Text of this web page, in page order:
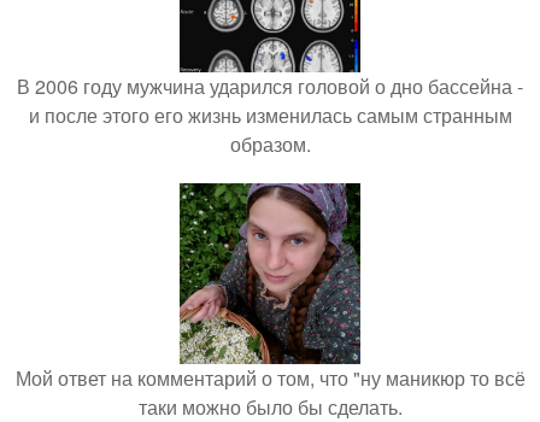
В 2006 году мужчина ударился головой о дно бассейна -
и после этого его жизнь изменилась самым странным
образом.
Мой ответ на комментарий о том, что "ну маникюр то всё
таки можно было бы сделать.